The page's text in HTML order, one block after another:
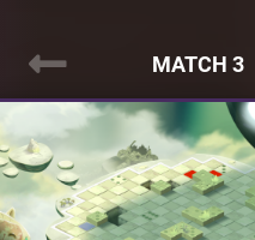
MATCH 3